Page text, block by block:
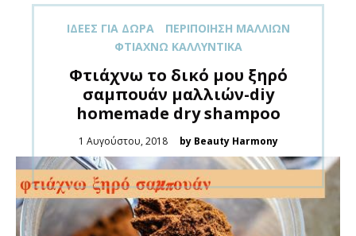
ΙΔΈΕΣ ΓΙΑ ΔΏΡΑ
ΠΕΡΙΠΟΊΗΣΗ ΜΑΛΛΙΏΝ
ΦΤΙΆΧΝΩ ΚΑΛΛΥΝΤΙΚΆ
Φτιάχνω το δικό μου ξηρό
σαμπουάν μαλλιών-diy
homemade dry shampoo
Posted
1 Αυγούστου, 2018 by Beauty Harmony